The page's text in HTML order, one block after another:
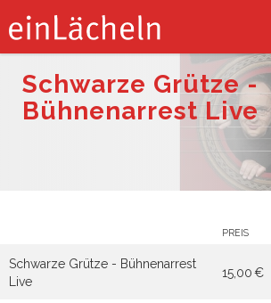
Schwarze Grütze -
Bühnenarrest Live
PREIS
Schwarze Grütze - Bühnenarrest
Live
15,00 €